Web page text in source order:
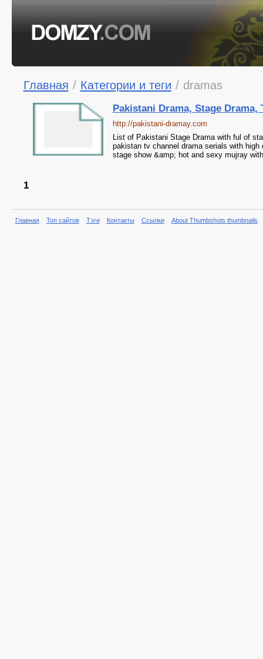
Главная / Категории и теги / dramas
Pakistani Drama, Stage Drama,
http://pakistani-dramay.com
List of Pakistani Stage Drama with ful of
pakistan tv channel drama serials with
stage show &amp; hot and sexy mujray
1
Главная Топ сайтов Тэги Контакты Ссылки About Thumbshots thumbnails